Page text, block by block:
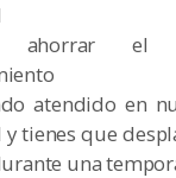
ahorrar
atendido en
y tienes que
una